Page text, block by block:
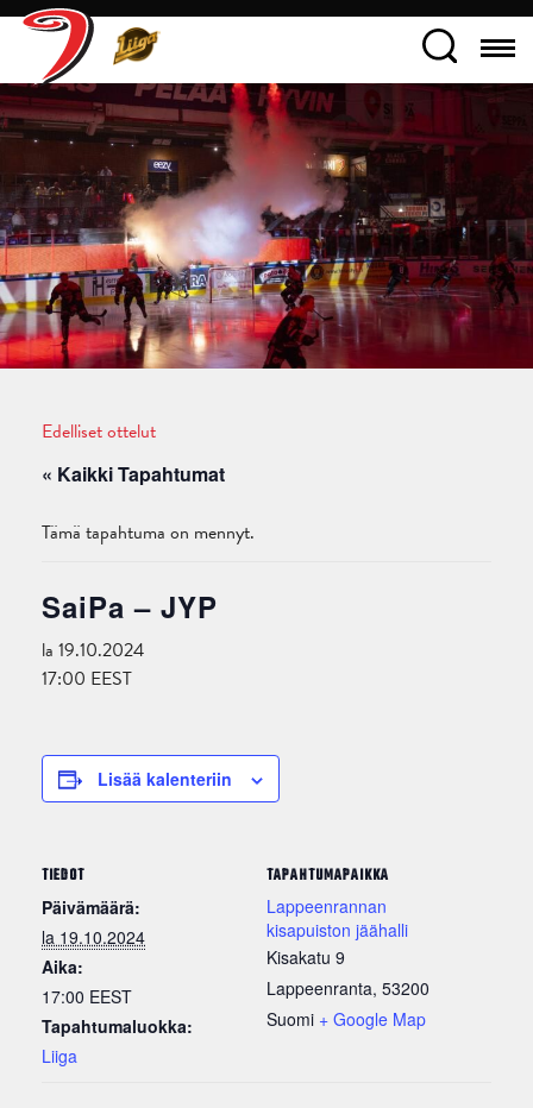
Edelliset ottelut
« Kaikki Tapahtumat
Tämä tapahtuma on mennyt.
SaiPa – JYP
la 19.10.2024
17:00 EEST
Lisää kalenteriin
TIEDOT
Päivämäärä:
la 19.10.2024
Aika:
17:00 EEST
Tapahtumaluokka:
Liiga
TAPAHTUMAPAIKKA
Lappeenrannan
kisapuiston jäähalli
Kisakatu 9
Lappeenranta, 53200
Suomi + Google Map